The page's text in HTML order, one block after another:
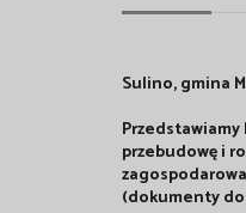
Sulino, gmina
przebudowę i
(dokumenty